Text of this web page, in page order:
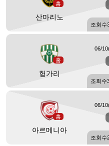
홈
산마리노
조회수
홈
헝가리
06/
조회수
홈
아르메니아
06/
조회수